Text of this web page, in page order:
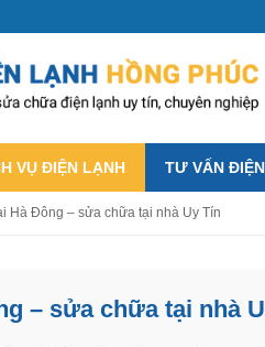
VỤ ĐIỆN LẠNH TƯ VẤN
Hà Đông – sửa chữa tại nhà Uy Tín
– sửa chữa tại nhà